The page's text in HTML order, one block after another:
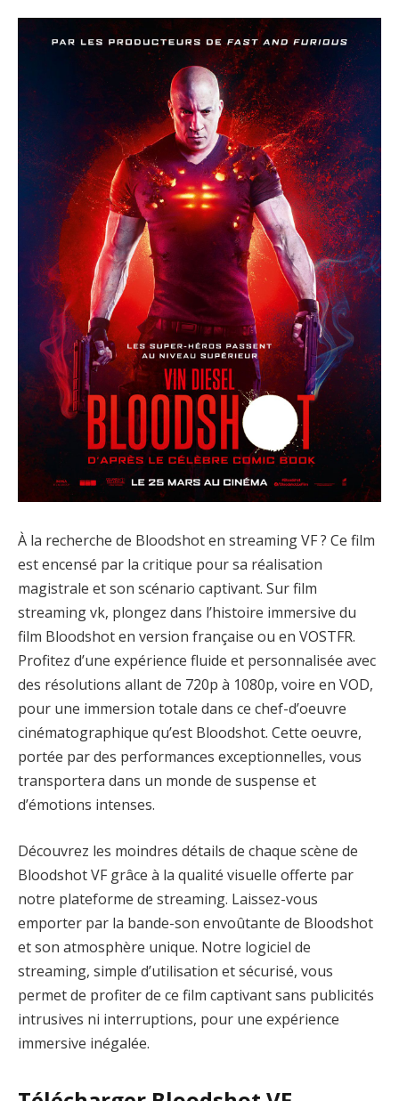
À la recherche de Bloodshot en streaming VF ? Ce film
est encensé par la critique pour sa réalisation
magistrale et son scénario captivant. Sur film
streaming vk, plongez dans l’histoire immersive du
film Bloodshot en version française ou en VOSTFR.
Profitez d’une expérience fluide et personnalisée avec
des résolutions allant de 720p à 1080p, voire en VOD,
pour une immersion totale dans ce chef-d’oeuvre
cinématographique qu’est Bloodshot. Cette oeuvre,
portée par des performances exceptionnelles, vous
transportera dans un monde de suspense et
d’émotions intenses.
Découvrez les moindres détails de chaque scène de
Bloodshot VF grâce à la qualité visuelle offerte par
notre plateforme de streaming. Laissez-vous
emporter par la bande-son envoûtante de Bloodshot
et son atmosphère unique. Notre logiciel de
streaming, simple d’utilisation et sécurisé, vous
permet de profiter de ce film captivant sans publicités
intrusives ni interruptions, pour une expérience
immersive inégalée.